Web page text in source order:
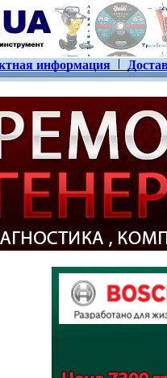
информация